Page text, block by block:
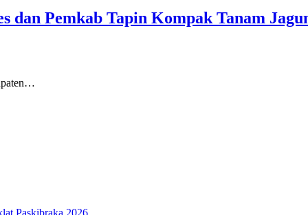
dan Pemkab Tapin Kompak Tanam